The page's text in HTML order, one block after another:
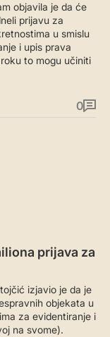
objavila je da će
prijavu za
u smislu
i upis prava
to mogu učiniti
0
prijava za
izjavio je da je
objekata u
za evidentiranje i
na svome).